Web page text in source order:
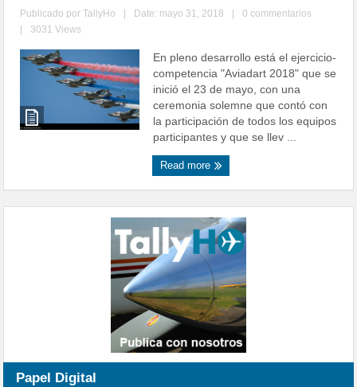
Publicado porTallyHo Date: mayo 31, 2018
0 commentarios
3031 Views
En pleno desarrollo está el ejercicio-
competencia "Aviadart 2018" que se
inició el 23 de mayo, con una
ceremonia solemne que contó con
la participación de todos los equipos
participantes y que se llev ...
Read more
Papel Digital